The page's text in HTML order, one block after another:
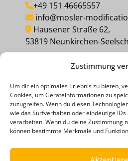
Zustimmung
Um dir ein optimales Erlebnis zu bieten,
Cookies, um Geräteinformationen zu
zuzugreifen. Wenn du diesen
wie das Surfverhalten oder eindeutige
verarbeiten. Wenn du deine Zustimmung
können bestimmte Merkmale und
+49 151 46665557
info@mosler-
Hausener Straße 62,
53819 Neunkirchen-
MEINEN KAUF
Social Media